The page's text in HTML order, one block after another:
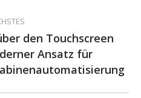
Nächster
Beitrag:
den Touchscreen
Ansatz für